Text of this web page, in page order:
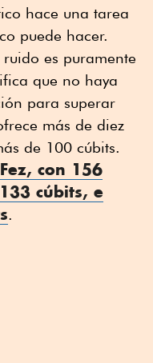
hace una tarea
puede hacer.
es puramente
que no haya
para superar
más de diez
de 100 cúbits.
con 156
cúbits, e
.